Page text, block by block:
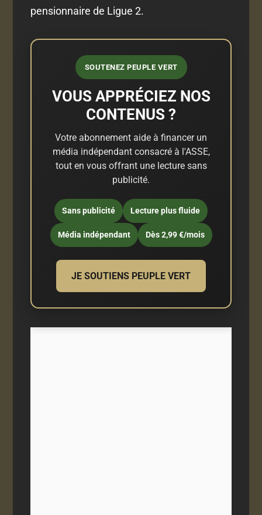
pensionnaire de Ligue 2.
SOUTENEZ PEUPLE VERT
VOUS APPRÉCIEZ NOS
CONTENUS ?
Votre abonnement aide à financer un
média indépendant consacré à l'ASSE,
tout en vous offrant une lecture sans
publicité.
Sans publicité Lecture plus fluide
Média indépendant Dès 2,99 €/mois
JE SOUTIENS PEUPLE VERT